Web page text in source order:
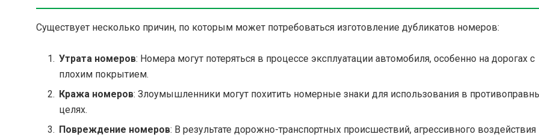
Существует несколько причин, по которым может потребоваться изготовление дубликатов номеров:
Утрата номеров: Номера могут потеряться в процессе эксплуатации автомобиля, особенно на дорогах с
плохим покрытием.
Кража номеров: Злоумышленники могут похитить номерные знаки для использования в
целях.
Повреждение номеров: В результате дорожно-транспортных происшествий, агрессивного воздействия